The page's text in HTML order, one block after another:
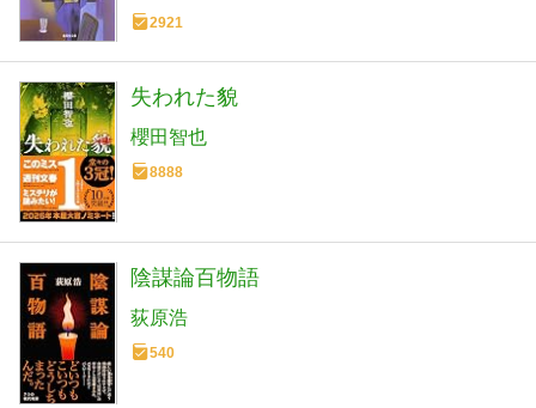
2921
失われた貌
櫻田智也
8888
陰謀論百物語
荻原浩
540